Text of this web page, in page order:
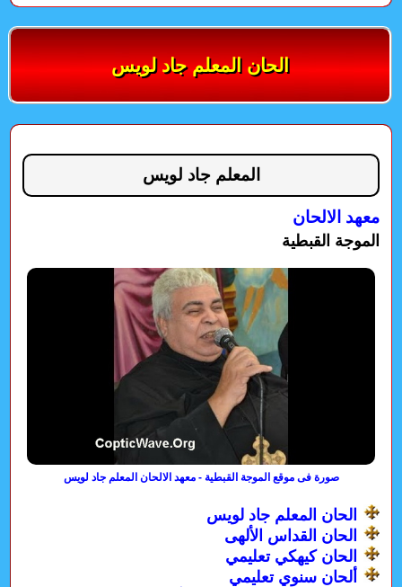
الحان المعلم جاد لويس
المعلم جاد لويس
معهد الالحان
الموجة القبطية
صورة فى موقع الموجة القبطية - معهد الالحان المعلم جاد لويس
الحان المعلم جاد لويس
الحان القداس الألهى
الحان كيهكي تعليمي
ألحان سنوي تعليمي